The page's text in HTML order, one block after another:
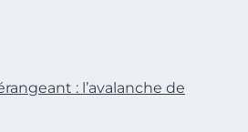
: l’avalanche de